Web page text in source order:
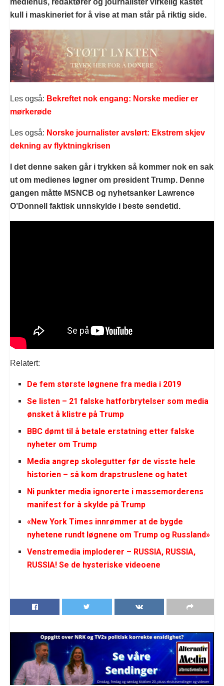
mediehus, redaktører og journalister virkelig kastet
kull i maskineriet for å vise at man står på riktig side.
Les også: Bekreftet nok engang: Norske medier er
mørkerøde
Les også: Norske journalister avslørt: Ekstrem skjev
dekning av flyktningkrisen
I det denne saken går i trykken så kommer nok en sak
ut om medienes løgner om president Trump. Denne
gangen måtte MSNCB og nyhetsanker Lawrence
O’Donnell faktisk unnskylde i beste sendetid.
Relatert:
De fem største løgnene fra media i 2019
Se listen – 21 falske hatforbrytelser som media
ønsket å klistre på Trump
BBC dømt til å betale erstatning etter falske
nyheter om Trump
Media angrep skolegutter før de visste hele
historien – så kom drapstruslene og hatet
Ni punkter media ignorerte i massemorderens
manifest for å skylde på Trump
«New York Times innrømmer at de bygde
nyhetene rundt løgnene om Trump og Russland»
Venstremedia imploderer – RUSSIA, RUSSIA,
RUSSIA! Se de hysteriske videoene